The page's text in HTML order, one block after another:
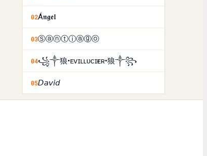
02Á𝖓𝖌𝖊𝖑
03Ⓢⓐⓝⓣⓘⓐⓖⓞ
04꧁༒狼•ᴇᴠɪʟㅤʟᴜᴄɪғᴇʀ•狼༒꧂
05𝘋𝘢𝘷𝘪𝘥